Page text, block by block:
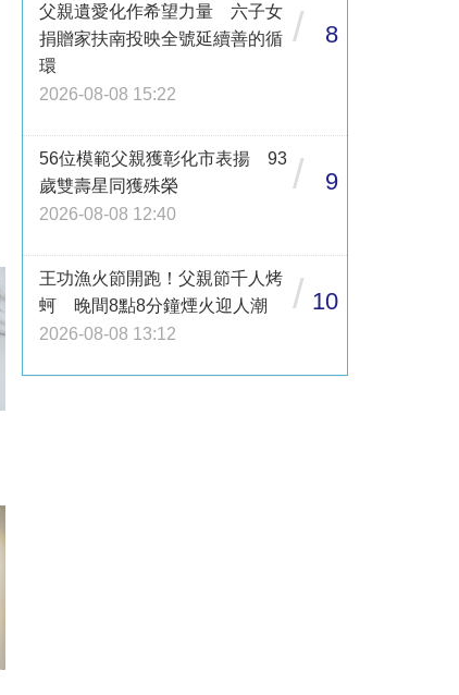
父親遺愛化作希望力量 六子女
捐贈家扶南投映全號延續善的循
環
2026-08-08 15:22
/ 8
56位模範父親獲彰化市表揚 93
歲雙壽星同獲殊榮
2026-08-08 12:40
/ 9
王功漁火節開跑！父親節千人烤
蚵 晚間8點8分鐘煙火迎人潮
2026-08-08 13:12
/ 10